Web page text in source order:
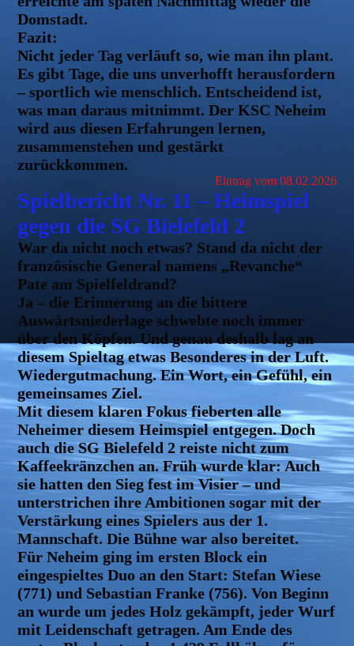
Domstadt.
Fazit:
Nicht jeder Tag verläuft so, wie man ihn plant.
Es gibt Tage, die uns unverhofft herausfordern
– sportlich wie menschlich. Entscheidend ist,
was man daraus mitnimmt. Der KSC Neheim
wird aus diesen Erfahrungen lernen,
zusammenstehen und gestärkt
zurückkommen.
Eintrag vom 08.02.2026
Spielbericht Nr. 11 – Heimspiel
gegen die SG Bielefeld 2
War da nicht noch etwas? Stand da nicht der
französische General namens „Revanche“
Pate am Spielfeldrand?
Ja – die Erinnerung an die bittere
Auswärtsniederlage schwebte noch immer
über den Köpfen. Und genau deshalb lag an
diesem Spieltag etwas Besonderes in der Luft.
Wiedergutmachung. Ein Wort, ein Gefühl, ein
gemeinsames Ziel.
Mit diesem klaren Fokus fieberten alle
Neheimer diesem Heimspiel entgegen. Doch
auch die SG Bielefeld 2 reiste nicht zum
Kaffeekränzchen an. Früh wurde klar: Auch
sie hatten den Sieg fest im Visier – und
unterstrichen ihre Ambitionen sogar mit der
Verstärkung eines Spielers aus der 1.
Mannschaft. Die Bühne war also bereitet.
Für Neheim ging im ersten Block ein
eingespieltes Duo an den Start: Stefan Wiese
(771) und Sebastian Franke (756). Von Beginn
an wurde um jedes Holz gekämpft, jeder Wurf
mit Leidenschaft getragen. Am Ende des